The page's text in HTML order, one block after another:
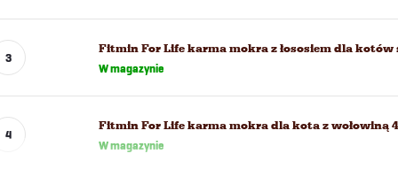
Fitmin For Life karma mokra z łososiem dla kotów
W magazynie
Fitmin For Life karma mokra dla kota z wołowiną
W magazynie